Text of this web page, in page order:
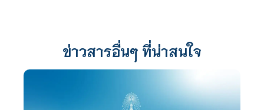
ข่าวสารอื่นๆ ที่น่าสนใจ